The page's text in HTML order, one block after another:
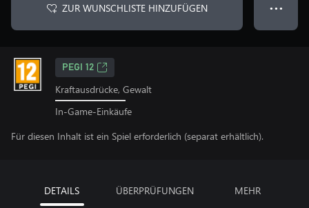
ZUR WUNSCHLISTE HINZUFÜGEN ● ● ●
PEGI 12
Kraftausdrücke, Gewalt
In-Game-Einkäufe
Für diesen Inhalt ist ein Spiel erforderlich (separat erhältlich).
DETAILS ÜBERPRÜFUNGEN MEHR